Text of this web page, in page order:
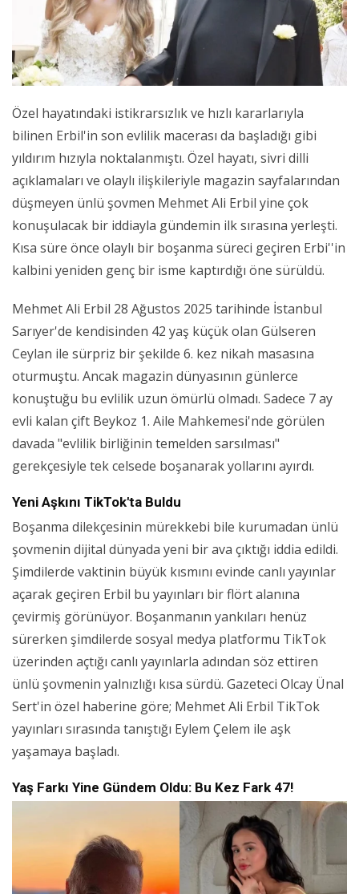
Özel hayatındaki istikrarsızlık ve hızlı kararlarıyla
bilinen Erbil'in son evlilik macerası da başladığı gibi
yıldırım hızıyla noktalanmıştı. Özel hayatı, sivri dilli
açıklamaları ve olaylı ilişkileriyle magazin sayfalarından
düşmeyen ünlü şovmen Mehmet Ali Erbil yine çok
konuşulacak bir iddiayla gündemin ilk sırasına yerleşti.
Kısa süre önce olaylı bir boşanma süreci geçiren Erbi''in
kalbini yeniden genç bir isme kaptırdığı öne sürüldü.
Mehmet Ali Erbil 28 Ağustos 2025 tarihinde İstanbul
Sarıyer'de kendisinden 42 yaş küçük olan Gülseren
Ceylan ile sürpriz bir şekilde 6. kez nikah masasına
oturmuştu. Ancak magazin dünyasının günlerce
konuştuğu bu evlilik uzun ömürlü olmadı. Sadece 7 ay
evli kalan çift Beykoz 1. Aile Mahkemesi'nde görülen
davada "evlilik birliğinin temelden sarsılması"
gerekçesiyle tek celsede boşanarak yollarını ayırdı.
Yeni Aşkını TikTok'ta Buldu
Boşanma dilekçesinin mürekkebi bile kurumadan ünlü
şovmenin dijital dünyada yeni bir ava çıktığı iddia edildi.
Şimdilerde vaktinin büyük kısmını evinde canlı yayınlar
açarak geçiren Erbil bu yayınları bir flört alanına
çevirmiş görünüyor. Boşanmanın yankıları henüz
sürerken şimdilerde sosyal medya platformu TikTok
üzerinden açtığı canlı yayınlarla adından söz ettiren
ünlü şovmenin yalnızlığı kısa sürdü. Gazeteci Olcay Ünal
Sert'in özel haberine göre; Mehmet Ali Erbil TikTok
yayınları sırasında tanıştığı Eylem Çelem ile aşk
yaşamaya başladı.
Yaş Farkı Yine Gündem Oldu: Bu Kez Fark 47!